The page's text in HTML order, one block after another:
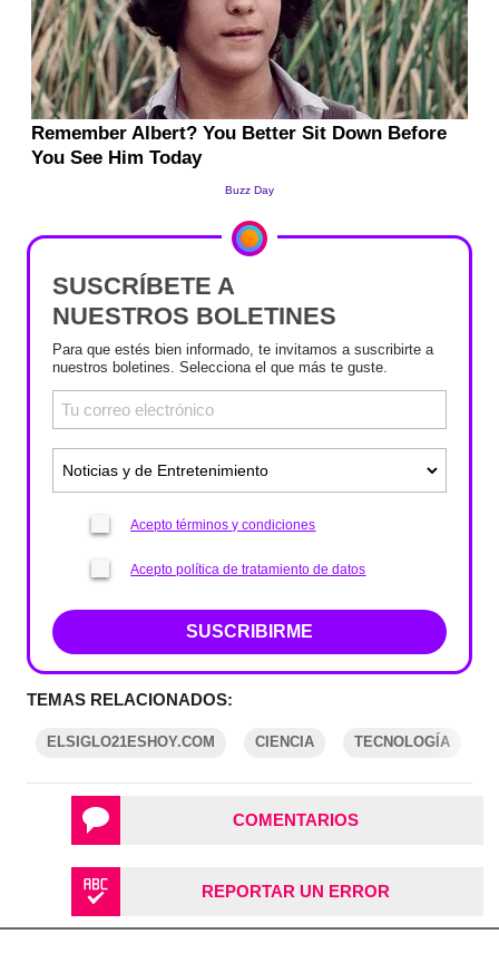
SUSCRÍBETE A
NUESTROS BOLETINES
Para que estés bien informado, te invitamos a suscribirte a
nuestros boletines. Selecciona el que más te guste.
Acepto términos y condiciones
Acepto política de tratamiento de datos
SUSCRIBIRME
TEMAS RELACIONADOS:
ELSIGLO21ESHOY.COM CIENCIA TECNOLOGÍA
COMENTARIOS
REPORTAR UN ERROR